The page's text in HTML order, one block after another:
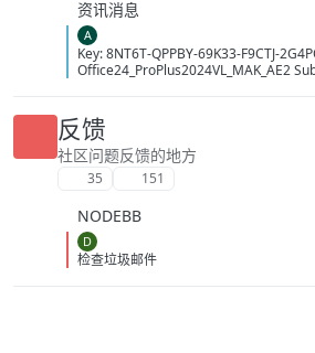
资讯消息
A
Key: 8NT6T-QPPBY-69K33-F9CTJ-
Office24_ProPlus2024VL_MAK_AE2
反馈
社区问题反馈的地方
35 151
NODEBB
D
检查垃圾邮件